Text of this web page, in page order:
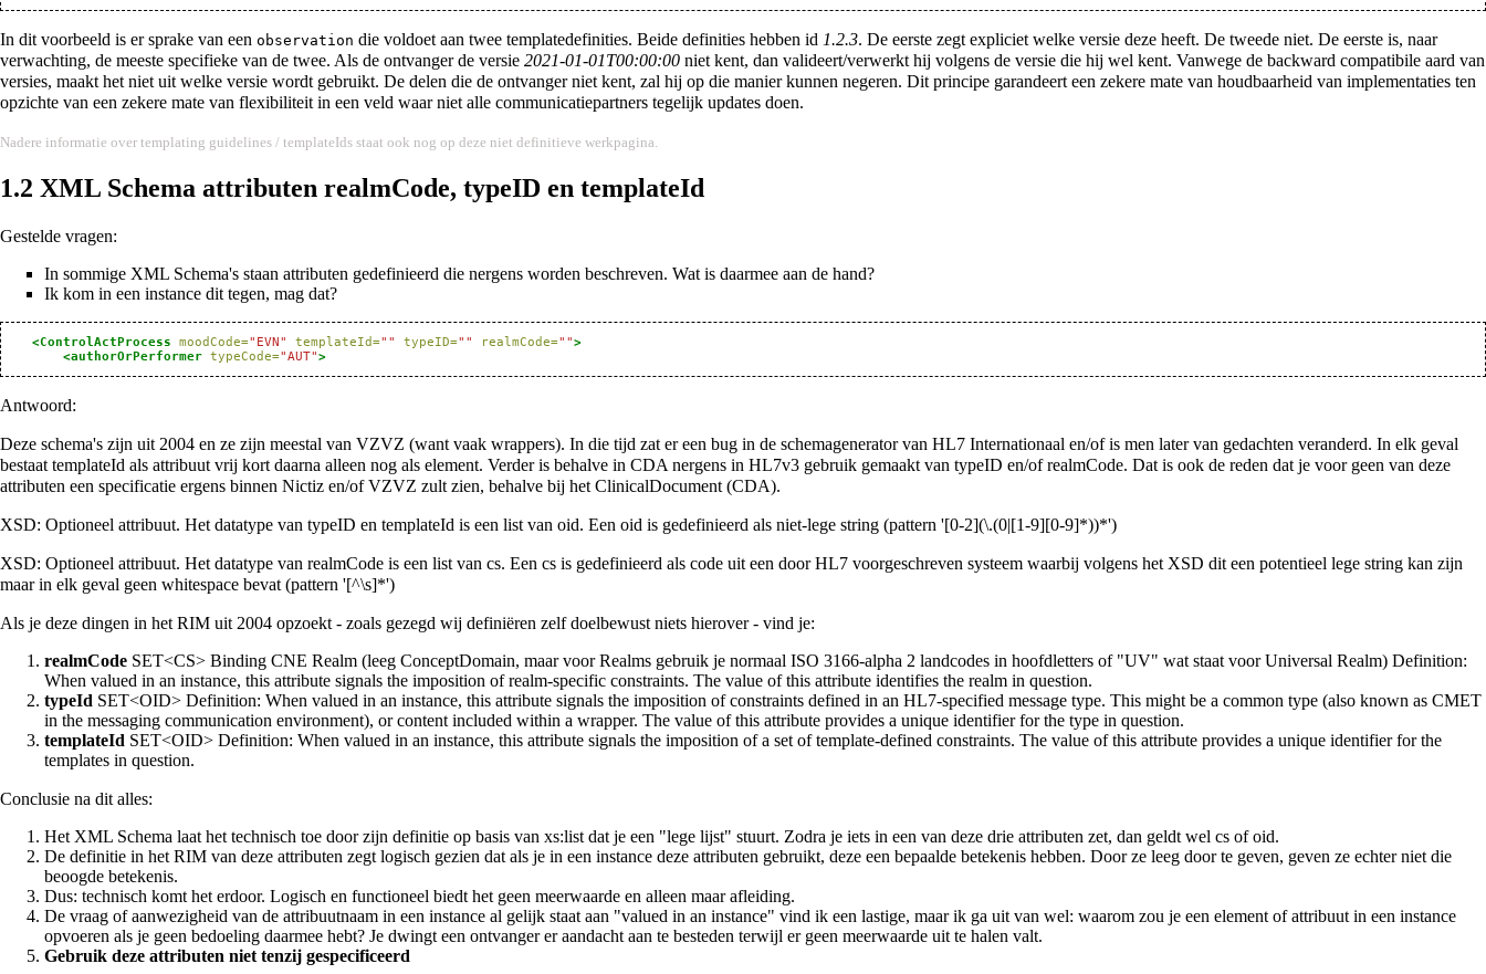
In dit voorbeeld is er sprake van een observation die voldoet aan twee templatedefinities. Beide definities hebben id 1.2.3. De eerste zegt expliciet welke versie deze heeft. De tweede niet. De eerste is, naar
verwachting, de meeste specifieke van de twee. Als de ontvanger de versie 2021-01-01T00:00:00 niet kent, dan valideert/verwerkt hij volgens de versie die hij wel kent. Vanwege de backward compatibile aard van
versies, maakt het niet uit welke versie wordt gebruikt. De delen die de ontvanger niet kent, zal hij op die manier kunnen negeren. Dit principe garandeert een zekere mate van houdbaarheid van implementaties ten
opzichte van een zekere mate van flexibiliteit in een veld waar niet alle communicatiepartners tegelijk updates doen.
Nadere informatie over templating guidelines / templateIds staat ook nog op deze niet definitieve werkpagina.
1.2 XML Schema attributen realmCode, typeID en templateId
Gestelde vragen:
In sommige XML Schema's staan attributen gedefinieerd die nergens worden beschreven. Wat is daarmee aan de hand?
Ik kom in een instance dit tegen, mag dat?
<ControlActProcess moodCode="EVN" templateId="" typeID="" realmCode="">
<authorOrPerformer typeCode="AUT">
Antwoord:
Deze schema's zijn uit 2004 en ze zijn meestal van VZVZ (want vaak wrappers). In die tijd zat er een bug in de schemagenerator van HL7 Internationaal en/of is men later van gedachten veranderd. In elk geval
bestaat templateId als attribuut vrij kort daarna alleen nog als element. Verder is behalve in CDA nergens in HL7v3 gebruik gemaakt van typeID en/of realmCode. Dat is ook de reden dat je voor geen van deze
attributen een specificatie ergens binnen Nictiz en/of VZVZ zult zien, behalve bij het ClinicalDocument (CDA).
XSD: Optioneel attribuut. Het datatype van typeID en templateId is een list van oid. Een oid is gedefinieerd als niet-lege string (pattern '[0-2](\.(0|[1-9][0-9]*))*')
XSD: Optioneel attribuut. Het datatype van realmCode is een list van cs. Een cs is gedefinieerd als code uit een door HL7 voorgeschreven systeem waarbij volgens het XSD dit een potentieel lege string kan zijn
maar in elk geval geen whitespace bevat (pattern '[^\s]*')
Als je deze dingen in het RIM uit 2004 opzoekt - zoals gezegd wij definiëren zelf doelbewust niets hierover - vind je:
realmCode SET<CS> Binding CNE Realm (leeg ConceptDomain, maar voor Realms gebruik je normaal ISO 3166-alpha 2 landcodes in hoofdletters of "UV" wat staat voor Universal Realm) Definition:
When valued in an instance, this attribute signals the imposition of realm-specific constraints. The value of this attribute identifies the realm in question.
typeId SET<OID> Definition: When valued in an instance, this attribute signals the imposition of constraints defined in an HL7-specified message type. This might be a common type (also known as CMET
in the messaging communication environment), or content included within a wrapper. The value of this attribute provides a unique identifier for the type in question.
templateId SET<OID> Definition: When valued in an instance, this attribute signals the imposition of a set of template-defined constraints. The value of this attribute provides a unique identifier for the
templates in question.
Conclusie na dit alles:
Het XML Schema laat het technisch toe door zijn definitie op basis van xs:list dat je een "lege lijst" stuurt. Zodra je iets in een van deze drie attributen zet, dan geldt wel cs of oid.
De definitie in het RIM van deze attributen zegt logisch gezien dat als je in een instance deze attributen gebruikt, deze een bepaalde betekenis hebben. Door ze leeg door te geven, geven ze echter niet die
beoogde betekenis.
Dus: technisch komt het erdoor. Logisch en functioneel biedt het geen meerwaarde en alleen maar afleiding.
De vraag of aanwezigheid van de attribuutnaam in een instance al gelijk staat aan "valued in an instance" vind ik een lastige, maar ik ga uit van wel: waarom zou je een element of attribuut in een instance
opvoeren als je geen bedoeling daarmee hebt? Je dwingt een ontvanger er aandacht aan te besteden terwijl er geen meerwaarde uit te halen valt.
Gebruik deze attributen niet tenzij gespecificeerd